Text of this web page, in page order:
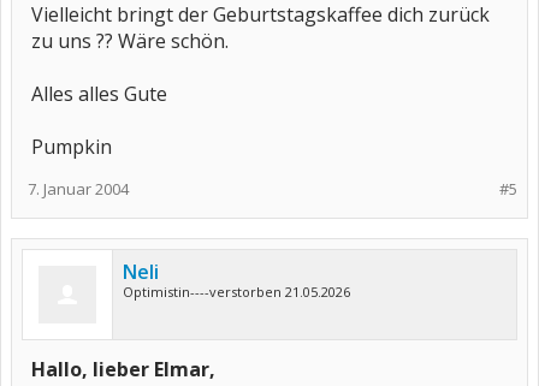
Vielleicht bringt der Geburtstagskaffee dich zurück
zu uns ?? Wäre schön.
Alles alles Gute
Pumpkin
#5
7. Januar 2004
Neli
Optimistin----verstorben 21.05.2026
Hallo, lieber Elmar,